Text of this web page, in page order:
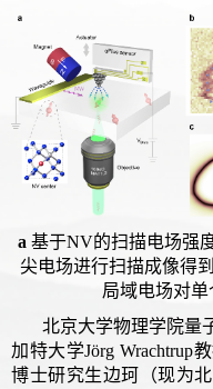
a 基于NV的扫描电场强
尖电场进行扫描成像得
局域电场对单
北京大学物理学院量
加特大学Jörg Wrachtrup
博士研究生边珂（现为